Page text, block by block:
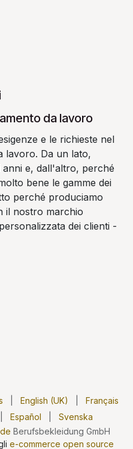
da lavoro
e le richieste nel
lavoro. Da un lato,
e, dall'altro, perché
bene le gamme dei
perché produciamo
il nostro marchio
dei clienti -
Berufsbekleidung GmbH
English (UK)
Français
Español Svenska
e-commerce open source